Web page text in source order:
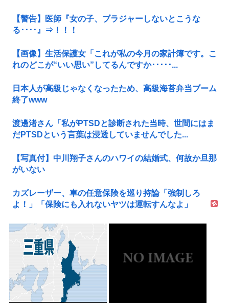
【警告】医師『女の子、ブラジャーしないとこうな
る････』⇒！！！
【画像】生活保護女「これが私の今月の家計簿です。こ
れのどこが“いい思い”してるんですか･････...
日本人が高級じゃなくなったため、高級海苔弁当ブーム
終了www
渡邊渚さん「私がPTSDと診断された当時、世間にはま
だPTSDという言葉は浸透していませんでした...
【写真付】中川翔子さんのハワイの結婚式、何故か旦那
がいない
カズレーザー、車の任意保険を巡り持論「強制しろ
よ！」「保険にも入れないヤツは運転すんなよ」